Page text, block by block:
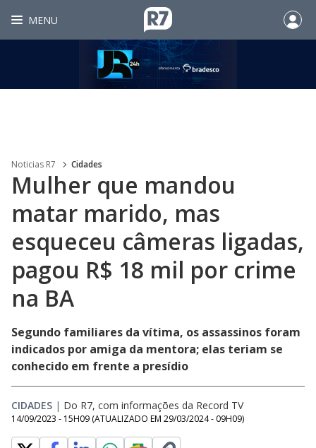
MENU
Noticias R7 Cidades
Mulher que mandou
matar marido, mas
esqueceu câmeras ligadas,
pagou R$ 18 mil por crime
na BA
Segundo familiares da vítima, os assassinos foram
indicados por amiga da mentora; elas teriam se
conhecido em frente a presídio
CIDADES | Do R7, com informações da Record TV
14/09/2023 - 15H09 (ATUALIZADO EM 29/03/2024 - 09H09)